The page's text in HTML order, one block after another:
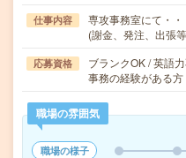
仕事内容
専攻事務室にて・
(謝金、発注、出張
応募資格
ブランクOK / 英語
事務の経験がある方
職場の雰囲気
職場の様子